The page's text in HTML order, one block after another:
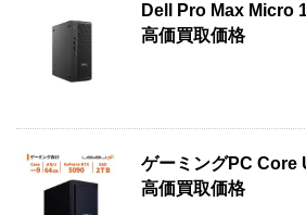
Dell Pro Max Micro
高価買取価格
ゲーミングPC Core
高価買取価格